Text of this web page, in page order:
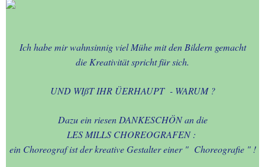
- 23.05.2014
20.-. - SPORT -
EREIGNISSE
21.-.-FOTO - SHOOTINGS
22.-SON-Ug.+WOLKEN-Geb.
23.-LM - B.BALANCE-
Ich habe mir wahnsinnig viel Mühe mit den Bildern gemacht
die Kreativität spricht für sich.
UND WIßT IHR ÜERHAUPT - WARUM ?
Dazu ein riesen DANKESCHÖN an die
LES MILLS CHOREOGRAFEN :
ein Choreograf ist der kreative Gestalter einer " Choreografie " !